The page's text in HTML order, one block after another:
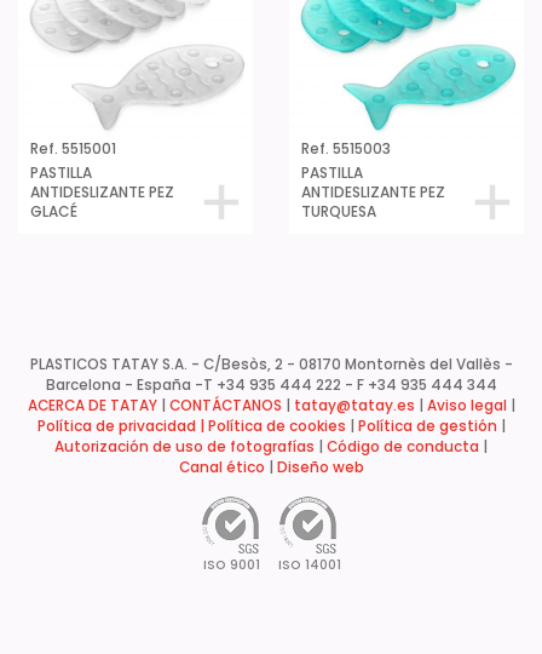
Ref. 5515001
PASTILLA
ANTIDESLIZANTE PEZ
GLACÉ
Ref. 5515003
PASTILLA
ANTIDESLIZANTE PEZ
TURQUESA
PLASTICOS TATAY S.A. - C/Besòs, 2 - 08170 Montornès del Vallès -
Barcelona - España -T +34 935 444 222 - F +34 935 444 344
ACERCA DE TATAY| CONTÁCTANOS tatay@tatay.es Aviso legal
Política de privacidad | Política de cookies Política de gestión
Autorización de uso de fotografías
Código de conducta
Canal ético
Diseño web
ISO 9001 ISO 14001